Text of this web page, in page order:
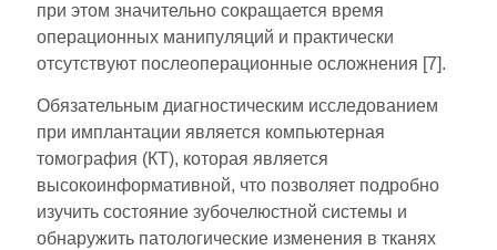
при этом значительно сокращается время
операционных манипуляций и практически
отсутствуют послеоперационные осложнения [7].
Обязательным диагностическим исследованием
при имплантации является компьютерная
томография (КТ), которая является
высокоинформативной, что позволяет подробно
изучить состояние зубочелюстной системы и
обнаружить патологические изменения в тканях